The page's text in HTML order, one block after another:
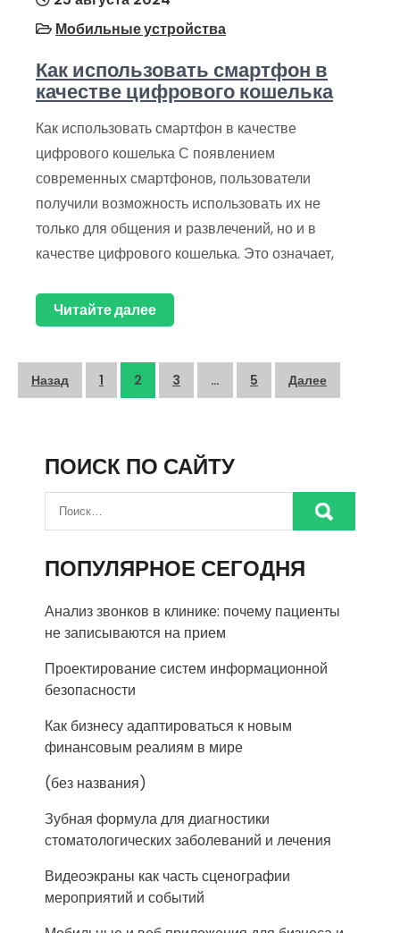
Мобильные устройства
Как использовать смартфон в
качестве цифрового кошелька
Как использовать смартфон в качестве
цифрового кошелька С появлением
современных смартфонов, пользователи
получили возможность использовать их не
только для общения и развлечений, но и в
качестве цифрового кошелька. Это означает,
Читайте далее
Пагинация
Назад 1 2 3 … 5 Далее
ПОИСК ПО САЙТУ
ПОПУЛЯРНОЕ СЕГОДНЯ
Анализ звонков в клинике: почему пациенты
не записываются на прием
Проектирование систем информационной
безопасности
Как бизнесу адаптироваться к новым
финансовым реалиям в мире
(без названия)
Зубная формула для диагностики
стоматологических заболеваний и лечения
Видеоэкраны как часть сценографии
мероприятий и событий